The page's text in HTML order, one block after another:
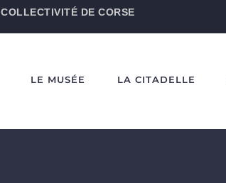
COLLECTIVITÉ DE CORSE
LE MUSÉE LA CITADELLE